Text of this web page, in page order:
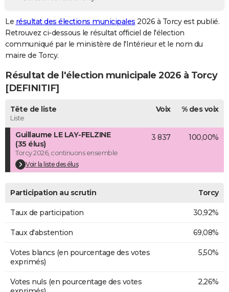
GUIDES D'ACHAT
BONS PLANS
CARTE DE VOEUX
Carte de Noël
Carte Bonne année
Carte Saint-Valentin
Carte Pâques
Carte d'anniversaire
DICTIONNAIRE
Dictionnaire
Biographies
Citations
Expressions
Proverbes
PROGRAMME TV
COPAINS D'AVANT
S'inscrire
Se connecter
Lycées
Collèges
Primaires
Universités
Entreprises
Service militaire
Avis de recherche
AVIS DE DÉCÈS
Bricolage
Lifestyle
Culture
Sport
Auto
Television
Voyage
Cinema
Le résultat des élections municipales 2026 à Torcy est publié.
Retrouvez ci-dessous le résultat officiel de l'élection
communiqué par le ministère de l'Intérieur et le nom du
maire de Torcy.
Résultat de l'élection municipale 2026 à Torcy
[DEFINITIF]
Tête de liste
Liste
Voix % des voix
Guillaume LE LAY-FELZINE
(35 élus)
Torcy 2026, continuons ensemble
Voir la liste des élus
3 837 100,00%
Participation au scrutin Torcy
Taux de participation 30,92%
Taux d'abstention 69,08%
Votes blancs (en pourcentage des votes
exprimés)
5,50%
Votes nuls (en pourcentage des votes
2,26%